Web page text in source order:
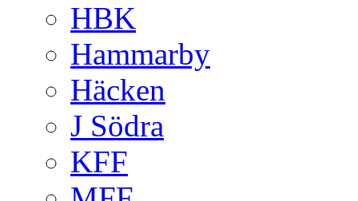
HBK
Hammarby
Häcken
J Södra
KFF